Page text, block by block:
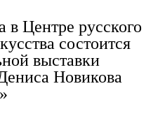
в Центре русского
состоится
выставки
Новикова